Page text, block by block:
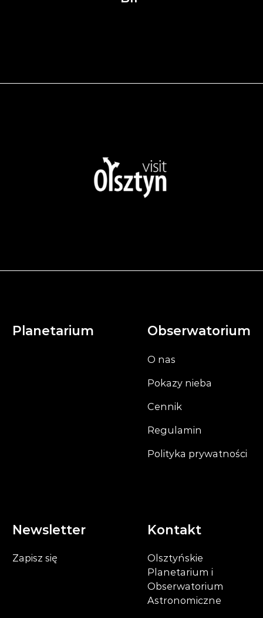
Planetarium Obserwatorium
O nas
Pokazy nieba
Cennik
Regulamin
Polityka prywatności
Newsletter
Zapisz się
Kontakt
Olsztyńskie
Planetarium i
Obserwatorium
Astronomiczne